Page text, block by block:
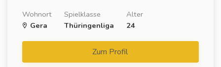
Wohnort
Gera
Spielklasse
Thüringenliga
Alter
24
Zum Profil